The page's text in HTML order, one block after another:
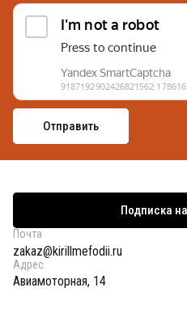
Подписка
Почта
zakaz@kirillmefodii.ru
Адрес
Авиамоторная, 14